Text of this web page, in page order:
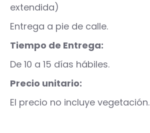
extendida)
Entrega a pie de calle.
Tiempo de Entrega:
De 10 a 15 días hábiles.
Precio unitario:
El precio no incluye vegetación.